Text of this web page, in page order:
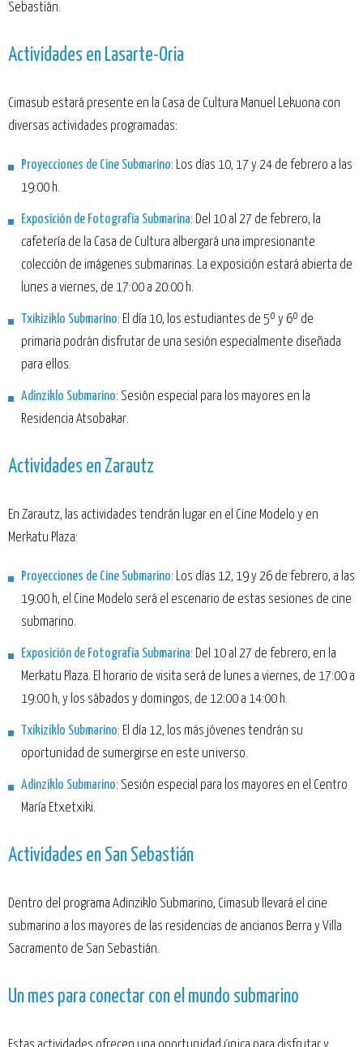
Sebastián.
Actividades en Lasarte-Oria
Cimasub estará presente en la Casa de Cultura Manuel Lekuona con
diversas actividades programadas:
Proyecciones de Cine Submarino: Los días 10, 17 y 24 de febrero a las
19:00 h.
Exposición de Fotografía Submarina: Del 10 al 27 de febrero, la
cafetería de la Casa de Cultura albergará una impresionante
colección de imágenes submarinas. La exposición estará abierta de
lunes a viernes, de 17:00 a 20:00 h.
Txikiziklo Submarino: El día 10, los estudiantes de 5º y 6º de
primaria podrán disfrutar de una sesión especialmente diseñada
para ellos.
Adinziklo Submarino: Sesión especial para los mayores en la
Residencia Atsobakar.
Actividades en Zarautz
En Zarautz, las actividades tendrán lugar en el Cine Modelo y en
Merkatu Plaza:
Proyecciones de Cine Submarino: Los días 12, 19 y 26 de febrero, a las
19:00 h, el Cine Modelo será el escenario de estas sesiones de cine
submarino.
Exposición de Fotografía Submarina: Del 10 al 27 de febrero, en la
Merkatu Plaza. El horario de visita será de lunes a viernes, de 17:00 a
19:00 h, y los sábados y domingos, de 12:00 a 14:00 h.
Txikiziklo Submarino: El día 12, los más jóvenes tendrán su
oportunidad de sumergirse en este universo.
Adinziklo Submarino: Sesión especial para los mayores en el Centro
María Etxetxiki.
Actividades en San Sebastián
Dentro del programa Adinziklo Submarino, Cimasub llevará el cine
submarino a los mayores de las residencias de ancianos Berra y Villa
Sacramento de San Sebastián.
Un mes para conectar con el mundo submarino